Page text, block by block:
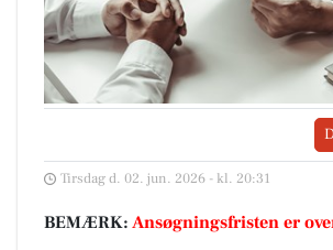
Tirsdag d. 02. jun. 2026 - kl. 20:31
BEMÆRK: Ansøgningsfristen er